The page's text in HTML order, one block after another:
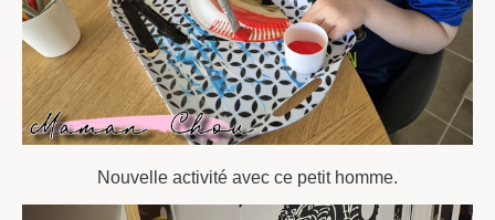
Nouvelle activité avec ce petit homme.